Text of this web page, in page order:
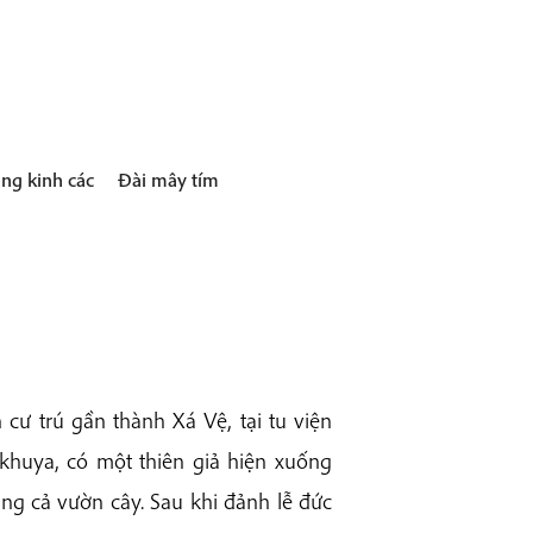
kinh các Đài mây tím
trú gần thành Xá Vệ, tại tu viện
có một thiên giả hiện xuống
cả vườn cây. Sau khi đảnh lễ đức